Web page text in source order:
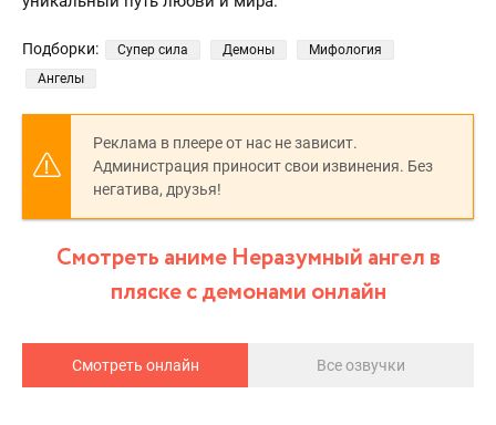
Подборки: Супер сила Демоны
Мифология
Ангелы
Реклама в плеере от нас не зависит.
Администрация приносит свои извинения. Без
негатива, друзья!
Смотреть аниме Неразумный ангел в
пляске с демонами онлайн
Смотреть онлайн Все озвучки